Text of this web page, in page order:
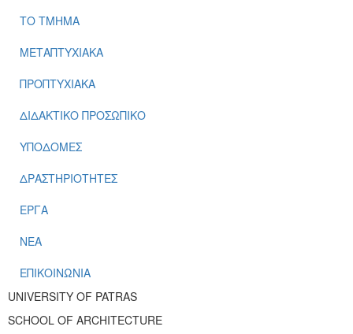
ΤΟ ΤΜΗΜΑ
ΜΕΤΑΠΤΥΧΙΑΚΑ
ΠΡΟΠΤΥΧΙΑΚΑ
ΔΙΔΑΚΤΙΚΟ ΠΡΟΣΩΠΙΚΟ
ΥΠΟΔΟΜΕΣ
ΔΡΑΣΤΗΡΙΟΤΗΤΕΣ
ΕΡΓΑ
ΝΕΑ
ΕΠΙΚΟΙΝΩΝΙΑ
UNIVERSITY OF PATRAS
SCHOOL OF ARCHITECTURE